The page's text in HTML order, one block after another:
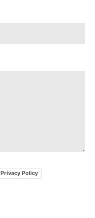
Privacy Policy